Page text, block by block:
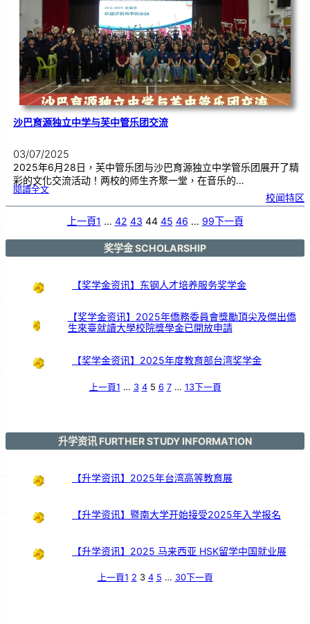
沙巴育源独立中学与芙中管乐团交流
03/07/2025
2025年6月28日，芙中管乐团与沙巴育源独立中学管乐团展开了精
彩的文化交流活动！两校的师生齐聚一堂，在音乐的…
閱讀全文:沙
源
中
团
校闻特区
上一頁1 … 42 43 44 45 46 … 99下一頁
奖学金 SCHOLARSHIP
【奖学金资讯】东钢人才培养服务奖学金
【奖学金资讯】2025年僑務委員會獎勵頂尖及傑出僑
生來臺就讀大學校院獎學金已開放申請
【奖学金资讯】2025年度教育部台湾奖学金
上一頁1 … 3 4 5 6 7 … 13下一頁
升学资讯 FURTHER STUDY INFORMATION
【升学资讯】2025年台湾高等教育展
【升学资讯】暨南大学开始接受2025年入学报名
【升学资讯】2025 马来西亚 HSK留学中国就业展
上一頁1 2 3 4 5 … 30下一頁